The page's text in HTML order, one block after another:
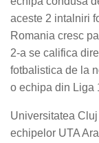
aceste 2 intalniri
Romania cresc
2-a se califica
fotbalistica de la
o echipa din Liga
Universitatea
echipelor UTA